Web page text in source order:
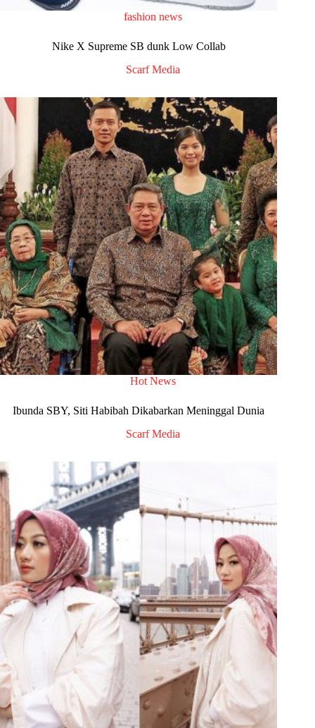
fashion news
Nike X Supreme SB dunk Low Collab
Scarf Media
Hot News
Ibunda SBY, Siti Habibah Dikabarkan Meninggal Dunia
Scarf Media